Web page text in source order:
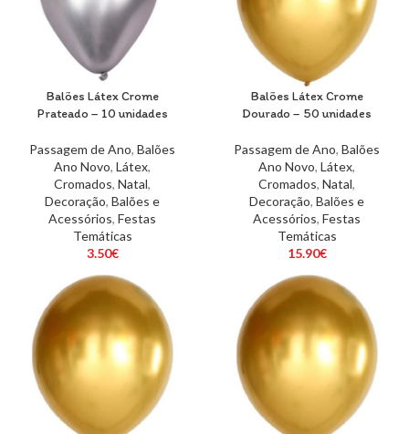
Balões Látex Crome
Prateado – 10 unidades
Passagem de Ano, Balões
Ano Novo, Látex,
Cromados, Natal,
Decoração, Balões e
Acessórios, Festas
Temáticas
3.50€
Balões Látex Crome
Dourado – 50 unidades
Passagem de Ano, Balões
Ano Novo, Látex,
Cromados, Natal,
Decoração, Balões e
Acessórios, Festas
Temáticas
15.90€